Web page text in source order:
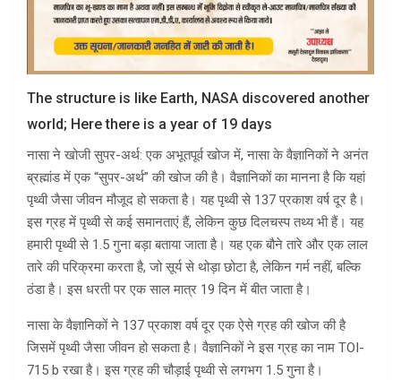
The structure is like Earth, NASA discovered another
world; Here there is a year of 19 days
नासा ने खोजी सुपर-अर्थ: एक अभूतपूर्व खोज में, नासा के वैज्ञानिकों ने अनंत
ब्रह्मांड में एक “सुपर-अर्थ” की खोज की है। वैज्ञानिकों का मानना ​​है कि यहां
पृथ्वी जैसा जीवन मौजूद हो सकता है। यह पृथ्वी से 137 प्रकाश वर्ष दूर है।
इस ग्रह में पृथ्वी से कई समानताएं हैं, लेकिन कुछ दिलचस्प तथ्य भी हैं। यह
हमारी पृथ्वी से 1.5 गुना बड़ा बताया जाता है। यह एक बौने तारे और एक लाल
तारे की परिक्रमा करता है, जो सूर्य से थोड़ा छोटा है, लेकिन गर्म नहीं, बल्कि
ठंडा है। इस धरती पर एक साल मात्र 19 दिन में बीत जाता है।
नासा के वैज्ञानिकों ने 137 प्रकाश वर्ष दूर एक ऐसे ग्रह की खोज की है
जिसमें पृथ्वी जैसा जीवन हो सकता है। वैज्ञानिकों ने इस ग्रह का नाम TOI-
715 b रखा है। इस ग्रह की चौड़ाई पृथ्वी से लगभग 1.5 गुना है।